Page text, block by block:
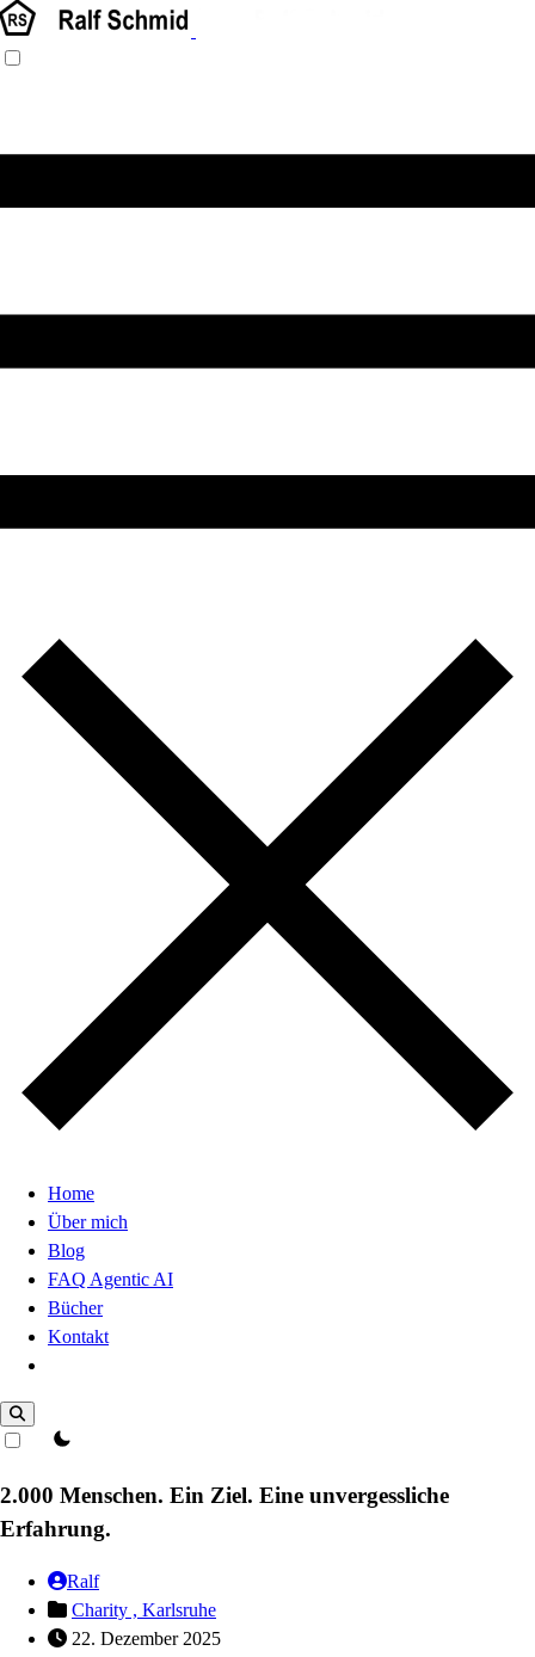
Home
Über mich
Blog
FAQ Agentic AI
Bücher
Kontakt
theme switcher
2.000 Menschen. Ein Ziel. Eine unvergessliche
Erfahrung.
Ralf
Charity , Karlsruhe
22. Dezember 2025